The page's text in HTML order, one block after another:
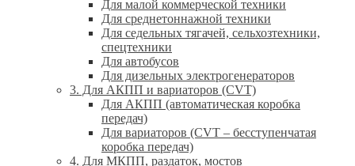
Для малой коммерческой техники
Для среднетоннажной техники
Для седельных тягачей, сельхозтехники,
спецтехники
Для автобусов
Для дизельных электрогенераторов
3. Для АКПП и вариаторов (CVT)
Для АКПП (автоматическая коробка
передач)
Для вариаторов (CVT – бесступенчатая
коробка передач)
4. Для МКПП, раздаток, мостов